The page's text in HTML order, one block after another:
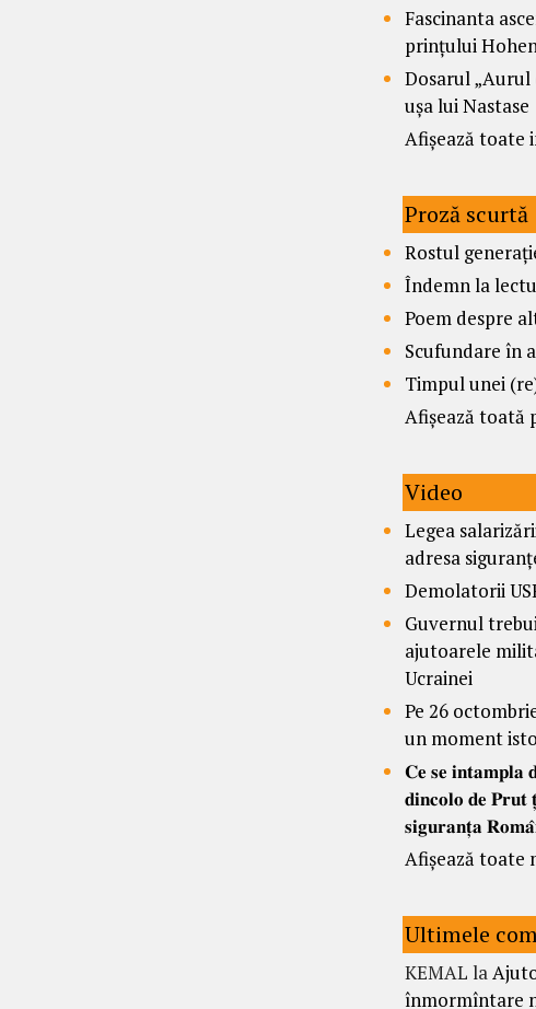
Fascinanta
prințului
Dosarul „Aurul
ușa lui Nastase
Afișează toate
Proză scurtă
Rostul
Îndemn la
Poem despre
Scufundare în
Timpul unei
Afișează toată
Video
Legea
adresa
Demolatorii
Guvernul
ajutoarele
Ucrainei
Pe 26
un moment
𝐂𝐞 𝐬𝐞 𝐢𝐧𝐭𝐚𝐦𝐩𝐥𝐚
𝐝𝐢𝐧𝐜𝐨𝐥𝐨 𝐝𝐞 𝐏𝐫𝐮𝐭
𝐬𝐢𝐠𝐮𝐫𝐚𝐧𝐭̦𝐚
Afișează toate
Ultimele
KEMAL la
înmormîntare